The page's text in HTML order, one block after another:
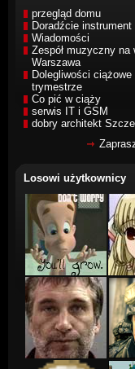
przegląd domu
Doradźcie instrument
Wiadomości
Zespół muzyczny na
Warszawa
Dolegliwości
trymestrze
Co pić w ciąży
serwis IT i GSM
dobry architekt
Losowi użytkownicy